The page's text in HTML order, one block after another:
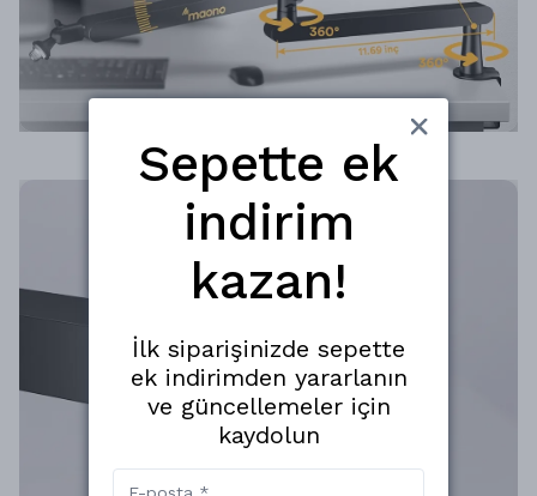
Sepette ek
indirim
kazan!
İlk siparişinizde sepette
ek indirimden yararlanın
ve güncellemeler için
kaydolun